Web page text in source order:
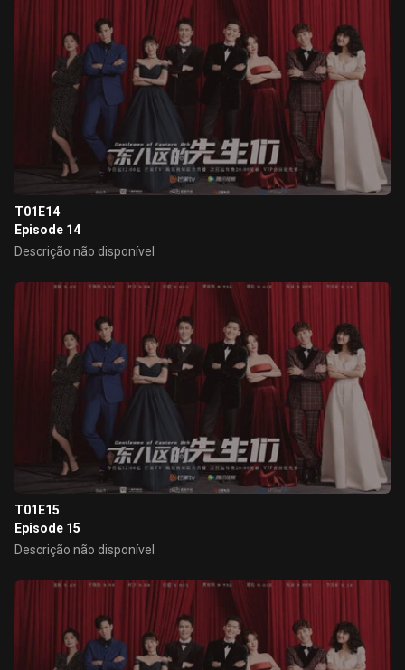
T01E14
Episode 14
Descrição não disponível
T01E15
Episode 15
Descrição não disponível